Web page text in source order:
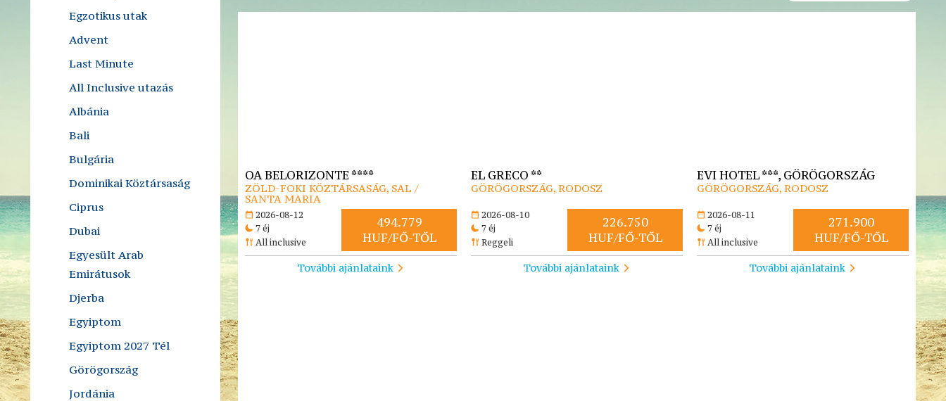
Egzotikus utak
Advent
Last Minute
All Inclusive utazás
Albánia
Bali
Bulgária
Dominikai Köztársaság
Ciprus
Dubai
Egyesült Arab
Emirátusok
Djerba
Egyiptom
Egyiptom 2027 Tél
Görögország
Jordánia
OA BELORIZONTE ****
ZÖLD-FOKI KÖZTÁRSASÁG, SAL /
SANTA MARIA
2026-08-12
7 éj
All inclusive
494.779
HUF/FŐ-TŐL
További ajánlataink
EL GRECO **
GÖRÖGORSZÁG, RODOSZ
2026-08-10
7 éj
Reggeli
226.750
HUF/FŐ-TŐL
További ajánlataink
EVI HOTEL ***, GÖRÖGORSZÁG
GÖRÖGORSZÁG, RODOSZ
2026-08-11
7 éj
All inclusive
271.900
HUF/FŐ-TŐL
További ajánlataink